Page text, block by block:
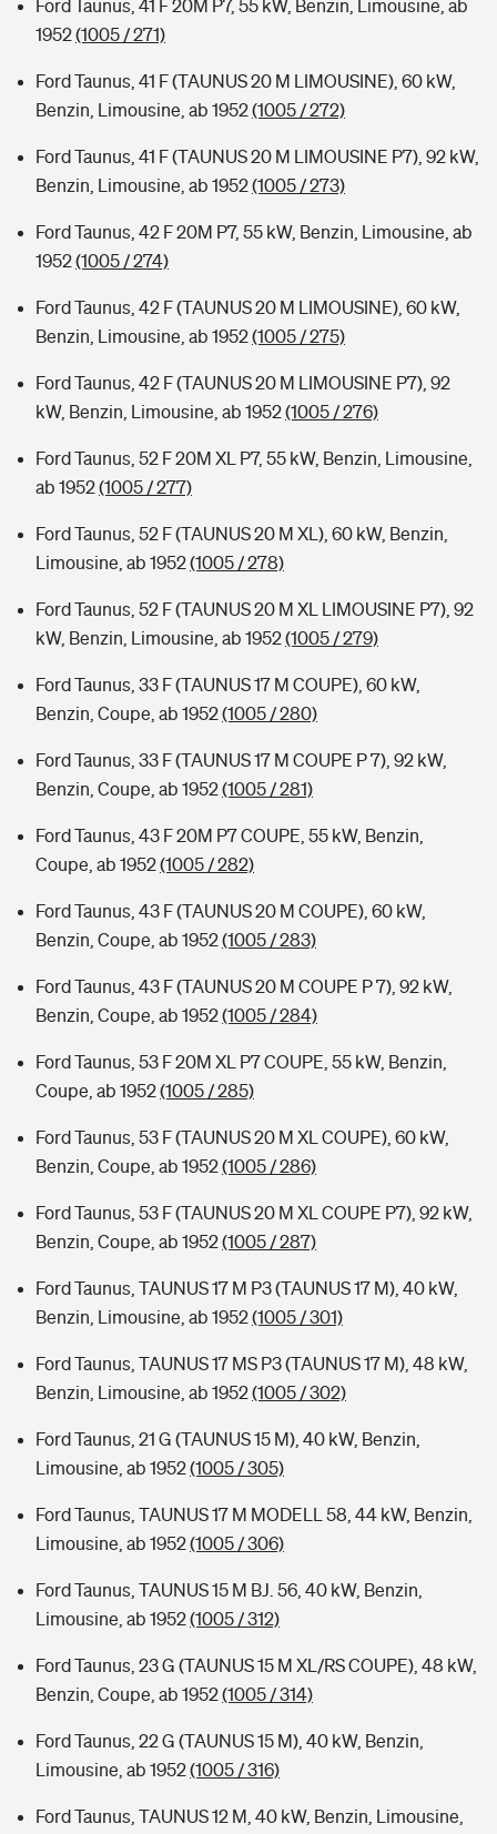
Ford Taunus, 41 F 20M P7, 55 kW, Benzin, Limousine, ab
1952(1005 / 271)
Ford Taunus, 41 F (TAUNUS 20 M LIMOUSINE), 60 kW,
Benzin, Limousine, ab 1952(1005 / 272)
Ford Taunus, 41 F (TAUNUS 20 M LIMOUSINE P7), 92 kW,
Benzin, Limousine, ab 1952(1005 / 273)
Ford Taunus, 42 F 20M P7, 55 kW, Benzin, Limousine, ab
1952(1005 / 274)
Ford Taunus, 42 F (TAUNUS 20 M LIMOUSINE), 60 kW,
Benzin, Limousine, ab 1952(1005 / 275)
Ford Taunus, 42 F (TAUNUS 20 M LIMOUSINE P7), 92
kW, Benzin, Limousine, ab 1952(1005 / 276)
Ford Taunus, 52 F 20M XL P7, 55 kW, Benzin, Limousine,
ab 1952(1005 / 277)
Ford Taunus, 52 F (TAUNUS 20 M XL), 60 kW, Benzin,
Limousine, ab 1952(1005 / 278)
Ford Taunus, 52 F (TAUNUS 20 M XL LIMOUSINE P7), 92
kW, Benzin, Limousine, ab 1952(1005 / 279)
Ford Taunus, 33 F (TAUNUS 17 M COUPE), 60 kW,
Benzin, Coupe, ab 1952(1005 / 280)
Ford Taunus, 33 F (TAUNUS 17 M COUPE P 7), 92 kW,
Benzin, Coupe, ab 1952(1005 / 281)
Ford Taunus, 43 F 20M P7 COUPE, 55 kW, Benzin,
Coupe, ab 1952(1005 / 282)
Ford Taunus, 43 F (TAUNUS 20 M COUPE), 60 kW,
Benzin, Coupe, ab 1952(1005 / 283)
Ford Taunus, 43 F (TAUNUS 20 M COUPE P 7), 92 kW,
Benzin, Coupe, ab 1952(1005 / 284)
Ford Taunus, 53 F 20M XL P7 COUPE, 55 kW, Benzin,
Coupe, ab 1952(1005 / 285)
Ford Taunus, 53 F (TAUNUS 20 M XL COUPE), 60 kW,
Benzin, Coupe, ab 1952(1005 / 286)
Ford Taunus, 53 F (TAUNUS 20 M XL COUPE P7), 92 kW,
Benzin, Coupe, ab 1952(1005 / 287)
Ford Taunus, TAUNUS 17 M P3 (TAUNUS 17 M), 40 kW,
Benzin, Limousine, ab 1952(1005 / 301)
Ford Taunus, TAUNUS 17 MS P3 (TAUNUS 17 M), 48 kW,
Benzin, Limousine, ab 1952(1005 / 302)
Ford Taunus, 21 G (TAUNUS 15 M), 40 kW, Benzin,
Limousine, ab 1952(1005 / 305)
Ford Taunus, TAUNUS 17 M MODELL 58, 44 kW, Benzin,
Limousine, ab 1952(1005 / 306)
Ford Taunus, TAUNUS 15 M BJ. 56, 40 kW, Benzin,
Limousine, ab 1952(1005 / 312)
Ford Taunus, 23 G (TAUNUS 15 M XL/RS COUPE), 48 kW,
Benzin, Coupe, ab 1952(1005 / 314)
Ford Taunus, 22 G (TAUNUS 15 M), 40 kW, Benzin,
Limousine, ab 1952(1005 / 316)
Ford Taunus, TAUNUS 12 M, 40 kW, Benzin, Limousine,